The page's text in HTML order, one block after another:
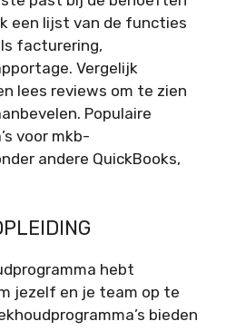
een lijst van de functies
facturering,
Vergelijk
lees reviews om te zien
Populaire
voor mkb-
andere QuickBooks,
hebt
jezelf en je team op te
bieden